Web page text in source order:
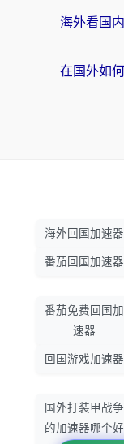
海外回国加速器
番茄回国加速器
番茄免费回国加
速器
回国游戏加速器
国外打装甲战争
的加速器哪个好